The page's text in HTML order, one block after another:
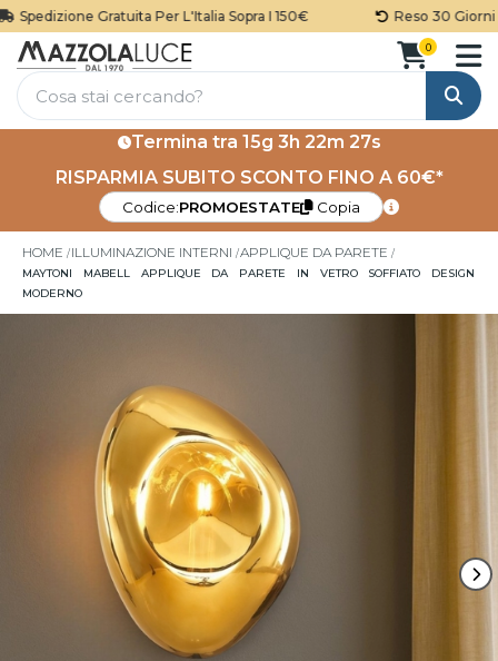
Spedizione Gratuita Per L'Italia Sopra I 150€ Reso 30 Giorni
Cerca
0
Termina tra 15g 3h 22m 27s
RISPARMIA SUBITO SCONTO FINO A 60€*
Codice:PROMOESTATE Copia
HOME ILLUMINAZIONE INTERNI APPLIQUE DA PARETE
MAYTONI MABELL APPLIQUE DA PARETE IN VETRO SOFFIATO DESIGN
MODERNO